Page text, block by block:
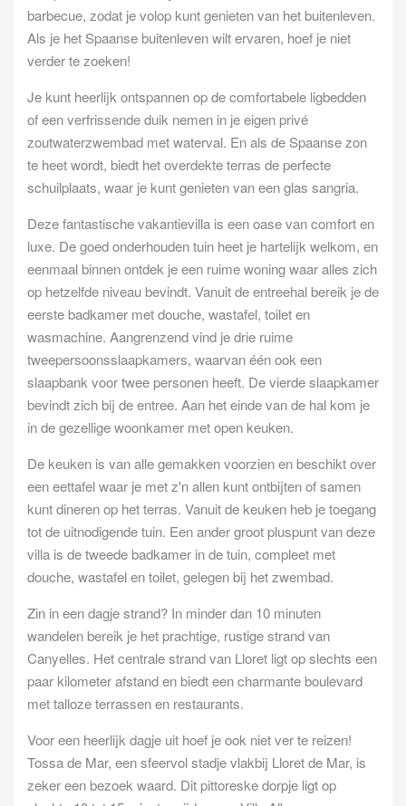
barbecue, zodat je volop kunt genieten van het buitenleven.
Als je het Spaanse buitenleven wilt ervaren, hoef je niet
verder te zoeken!
Je kunt heerlijk ontspannen op de comfortabele ligbedden
of een verfrissende duik nemen in je eigen privé
zoutwaterzwembad met waterval. En als de Spaanse zon
te heet wordt, biedt het overdekte terras de perfecte
schuilplaats, waar je kunt genieten van een glas sangria.
Deze fantastische vakantievilla is een oase van comfort en
luxe. De goed onderhouden tuin heet je hartelijk welkom, en
eenmaal binnen ontdek je een ruime woning waar alles zich
op hetzelfde niveau bevindt. Vanuit de entreehal bereik je de
eerste badkamer met douche, wastafel, toilet en
wasmachine. Aangrenzend vind je drie ruime
tweepersoonsslaapkamers, waarvan één ook een
slaapbank voor twee personen heeft. De vierde slaapkamer
bevindt zich bij de entree. Aan het einde van de hal kom je
in de gezellige woonkamer met open keuken.
De keuken is van alle gemakken voorzien en beschikt over
een eettafel waar je met z'n allen kunt ontbijten of samen
kunt dineren op het terras. Vanuit de keuken heb je toegang
tot de uitnodigende tuin. Een ander groot pluspunt van deze
villa is de tweede badkamer in de tuin, compleet met
douche, wastafel en toilet, gelegen bij het zwembad.
Zin in een dagje strand? In minder dan 10 minuten
wandelen bereik je het prachtige, rustige strand van
Canyelles. Het centrale strand van Lloret ligt op slechts een
paar kilometer afstand en biedt een charmante boulevard
met talloze terrassen en restaurants.
Voor een heerlijk dagje uit hoef je ook niet ver te reizen!
Tossa de Mar, een sfeervol stadje vlakbij Lloret de Mar, is
zeker een bezoek waard. Dit pittoreske dorpje ligt op